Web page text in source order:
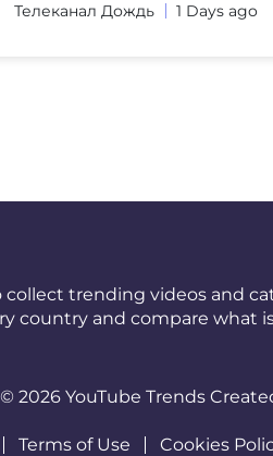
Телеканал Дождь 1 Days ago
collect trending videos and
country and compare what
© 2026 YouTube Trends
Terms of Use Cookies